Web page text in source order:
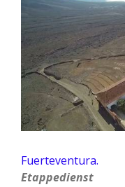
Fuerteventura.
Etappedienst